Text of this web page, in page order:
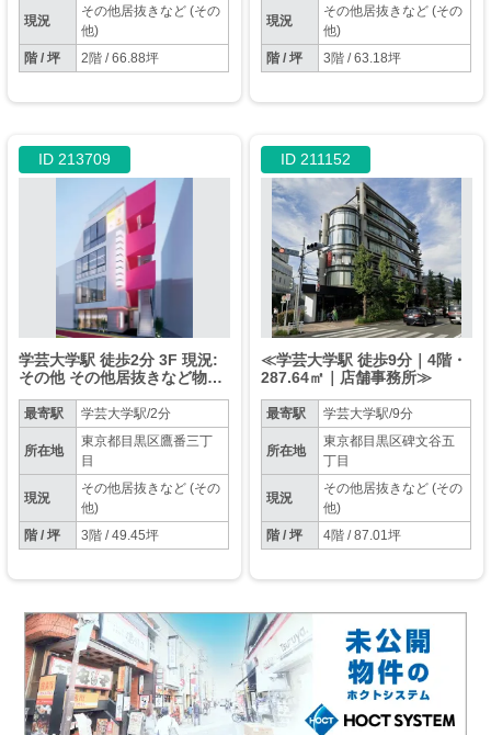
現況
その他居抜きなど (その
他)
階 / 坪
2階 / 66.88坪
現況
その他居抜きなど (その
他)
階 / 坪
3階 / 63.18坪
ID 213709
学芸大学駅 徒歩2分 3F 現況:
その他 その他居抜きなど物件
最寄駅 学芸大学駅/2分
所在地
東京都目黒区鷹番三丁
目
現況
その他居抜きなど (その
他)
階 / 坪
3階 / 49.45坪
ID 211152
≪学芸大学駅 徒歩9分｜4階・
287.64㎡｜店舗事務所≫
最寄駅 学芸大学駅/9分
所在地
東京都目黒区碑文谷五
丁目
現況
その他居抜きなど (その
他)
階 / 坪
4階 / 87.01坪